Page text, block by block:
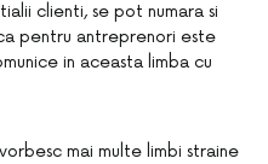
clienti, se pot numara si
pentru antreprenori este
in aceasta limba cu
mai multe limbi straine